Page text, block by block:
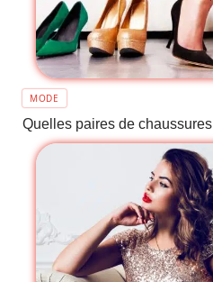
MODE
Quelles paires de